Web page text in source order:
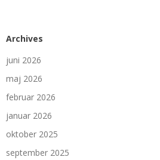
Archives
juni 2026
maj 2026
februar 2026
januar 2026
oktober 2025
september 2025